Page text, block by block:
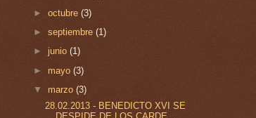
►octubre(3)
►septiembre(1)
► junio(1)
► mayo(3)
▼ marzo(3)
28.02.2013 - BENEDICTO XVI SE